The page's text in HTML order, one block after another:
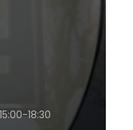
18:30